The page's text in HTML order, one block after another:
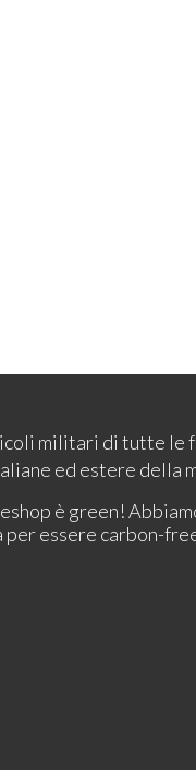
militari di tutte le
ed estere della
è green!
per essere carbon-